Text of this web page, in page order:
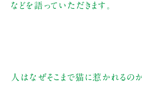
などを語っていただきます。
人はなぜそこまで猫に惹かれるのか